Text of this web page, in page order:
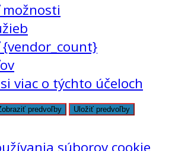
viac o týchto účeloch
predvoľby Uložiť predvoľby